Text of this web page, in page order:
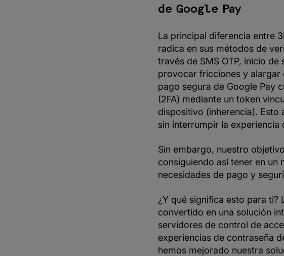
de Google Pay
La principal diferencia entre
radica en sus métodos de
través de SMS OTP, inicio
provocar fricciones y alargar
pago segura de Google Pay
(2FA) mediante un token
dispositivo (inherencia).
sin interrumpir la experiencia
Sin embargo, nuestro
consiguiendo así tener en un
necesidades de pago y
¿Y qué significa esto para
convertido en una solución
servidores de control de
experiencias de contraseña
hemos mejorado nuestra